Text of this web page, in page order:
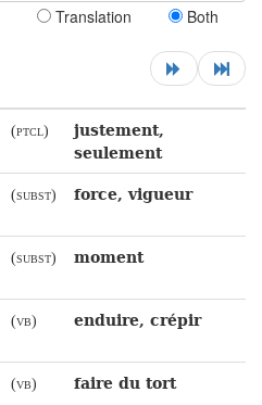
Translation Both
(ptcl)
justement,
seulement
(subst) force, vigueur
(subst) moment
(vb) enduire, crépir
(vb) faire du tort